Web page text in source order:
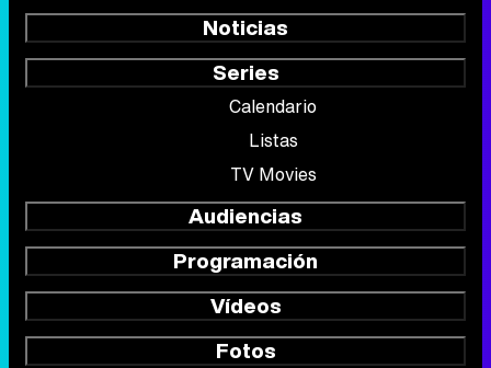
Noticias
Series
Calendario
Listas
TV Movies
Audiencias
Programación
Vídeos
Fotos